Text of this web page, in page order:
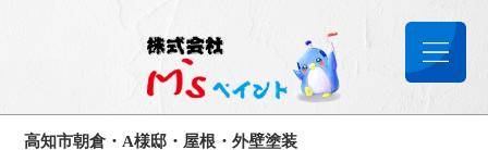
高知市朝倉・A様邸・屋根・外壁塗装